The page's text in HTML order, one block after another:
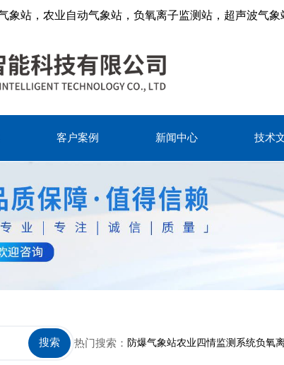
象站，农业自动气象站，负氧离子监测站，超声波气
客户案例 新闻中心 技术
搜索 热门搜索： 防爆气象站农业四情监测系统负氧